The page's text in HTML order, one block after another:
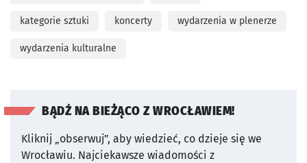
kategorie sztuki koncerty wydarzenia w plenerze
wydarzenia kulturalne
BĄDŹ NA BIEŻĄCO Z WROCŁAWIEM!
Kliknij „obserwuj”, aby wiedzieć, co dzieje się we
Wrocławiu. Najciekawsze wiadomości z